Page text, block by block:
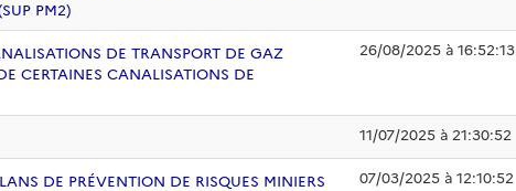
PM2)
DE TRANSPORT DE GAZ
CERTAINES CANALISATIONS DE
26/08/2025 à 16:52:13
11/07/2025 à 21:30:52
DE PRÉVENTION DE RISQUES MINIERS
07/03/2025 à 12:10:52